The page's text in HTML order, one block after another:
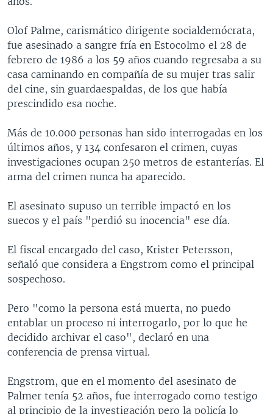
Olof Palme, carismático dirigente socialdemócrata,
fue asesinado a sangre fría en Estocolmo el 28 de
febrero de 1986 a los 59 años cuando regresaba a su
casa caminando en compañía de su mujer tras salir
del cine, sin guardaespaldas, de los que había
prescindido esa noche.
Más de 10.000 personas han sido interrogadas en los
últimos años, y 134 confesaron el crimen, cuyas
investigaciones ocupan 250 metros de estanterías. El
arma del crimen nunca ha aparecido.
El asesinato supuso un terrible impactó en los
suecos y el país "perdió su inocencia" ese día.
El fiscal encargado del caso, Krister Petersson,
señaló que considera a Engstrom como el principal
sospechoso.
Pero "como la persona está muerta, no puedo
entablar un proceso ni interrogarlo, por lo que he
decidido archivar el caso", declaró en una
conferencia de prensa virtual.
Engstrom, que en el momento del asesinato de
Palmer tenía 52 años, fue interrogado como testigo
al principio de la investigación pero la policía lo